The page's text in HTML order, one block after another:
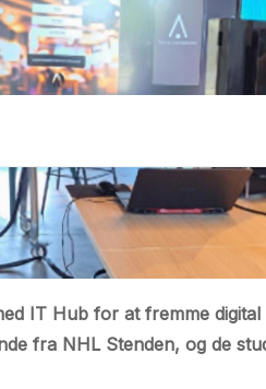
IT Hub for at fremme
fra NHL Stenden, og de